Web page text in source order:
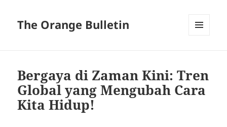
The Orange Bulletin
Bergaya di Zaman Kini: Tren
Global yang Mengubah Cara
Kita Hidup!